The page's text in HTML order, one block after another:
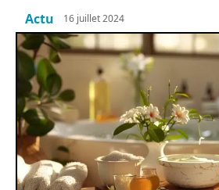
Actu 16 juillet 2024